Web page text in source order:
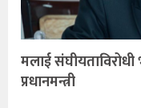
मलाई
प्रधानमन्त्री